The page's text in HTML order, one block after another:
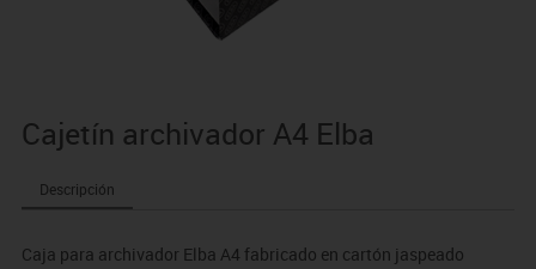
Cajetín archivador A4 Elba
Descripción
Caja para archivador Elba A4 fabricado en cartón jaspeado